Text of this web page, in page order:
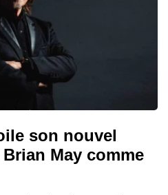
son nouvel
May comme